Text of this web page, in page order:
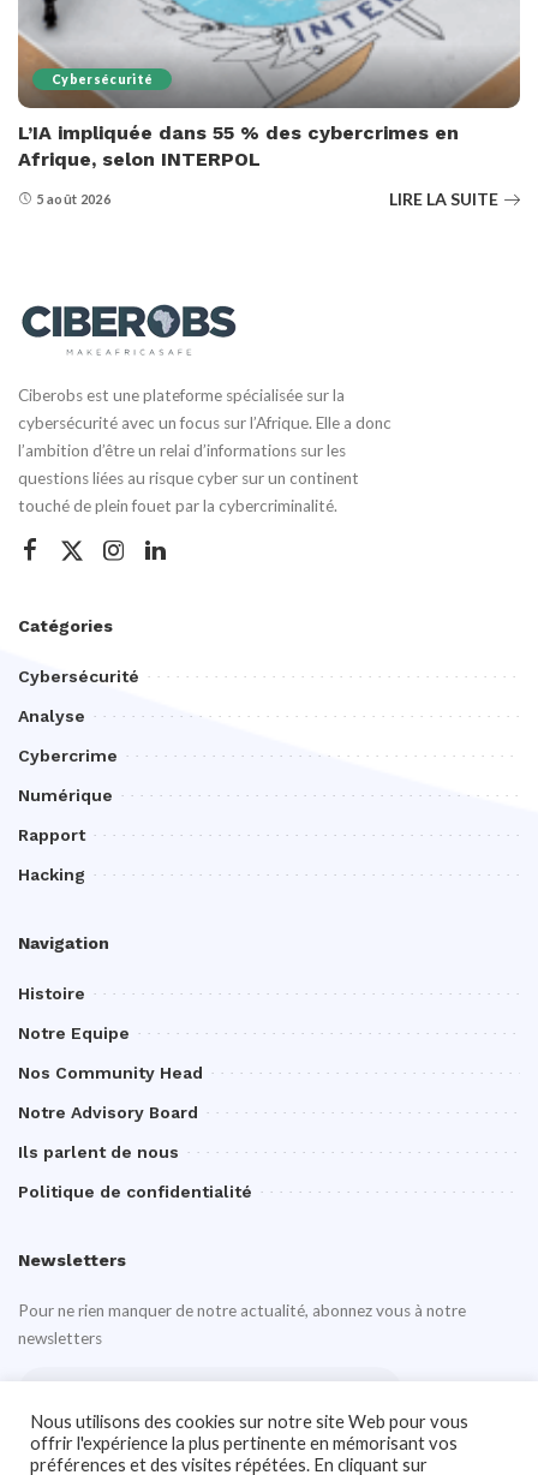
Cybersécurité
L’IA impliquée dans 55 % des cybercrimes en
Afrique, selon INTERPOL
5 août 2026 LIRE LA SUITE
Ciberobs est une plateforme spécialisée sur la
cybersécurité avec un focus sur l’Afrique. Elle a donc
l’ambition d’être un relai d’informations sur les
questions liées au risque cyber sur un continent
touché de plein fouet par la cybercriminalité.
Catégories
Cybersécurité
Analyse
Cybercrime
Numérique
Rapport
Hacking
Navigation
Histoire
Notre Equipe
Nos Community Head
Notre Advisory Board
Ils parlent de nous
Politique de confidentialité
Newsletters
Pour ne rien manquer de notre actualité, abonnez vous à notre
newsletters
Nous utilisons des cookies sur notre site Web pour vous
offrir l'expérience la plus pertinente en mémorisant vos
préférences et des visites répétées. En cliquant sur